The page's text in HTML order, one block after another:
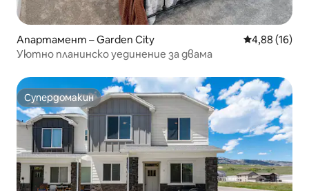
Апартамент – Garden City Средна
4,88 (16)
Уютно планинско уединение за двама
Супердомакин
Супердомакин